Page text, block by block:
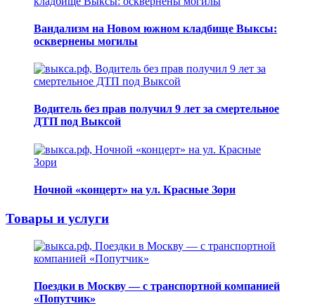
Вандализм на Новом южном кладбище Выксы:
осквернены могилы
Водитель без прав получил 9 лет за смертельное
ДТП под Выксой
Ночной «концерт» на ул. Красные Зори
Товары и услуги
Поездки в Москву — с транспортной компанией
«Попутчик»